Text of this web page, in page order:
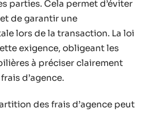
parties. Cela permet d’éviter
de garantir une
lors de la transaction. La loi
exigence, obligeant les
à préciser clairement
d’agence.
des frais d’agence peut